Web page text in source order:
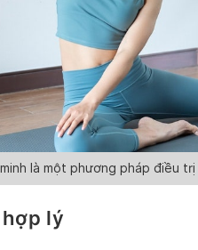
là một phương pháp điều
lý